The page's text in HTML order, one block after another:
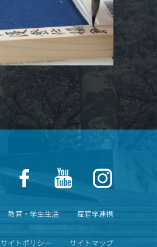
教育・学生生活 産官学連携
サイトポリシー サイトマップ